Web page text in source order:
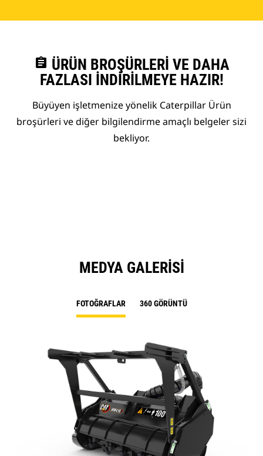
assignment ÜRÜN BROŞÜRLERI VE DAHA
FAZLASI İNDIRILMEYE HAZIR!
Büyüyen işletmenize yönelik Caterpillar Ürün
broşürleri ve diğer bilgilendirme amaçlı belgeler sizi
bekliyor.
MEDYA GALERISI
FOTOĞRAFLAR 360 GÖRÜNTÜ